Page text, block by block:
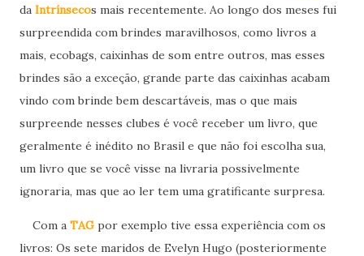
da Intrínsecos mais recentemente. Ao longo dos meses fui
surpreendida com brindes maravilhosos, como livros a
mais, ecobags, caixinhas de som entre outros, mas esses
brindes são a exceção, grande parte das caixinhas acabam
vindo com brinde bem descartáveis, mas o que mais
surpreende nesses clubes é você receber um livro, que
geralmente é inédito no Brasil e que não foi escolha sua,
um livro que se você visse na livraria possivelmente
ignoraria, mas que ao ler tem uma gratificante surpresa.
Com a TAG por exemplo tive essa experiência com os
livros: Os sete maridos de Evelyn Hugo (posteriormente